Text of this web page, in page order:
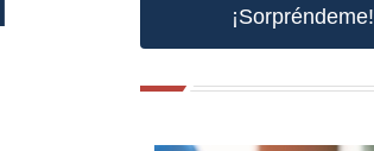
¡Sorpréndeme!